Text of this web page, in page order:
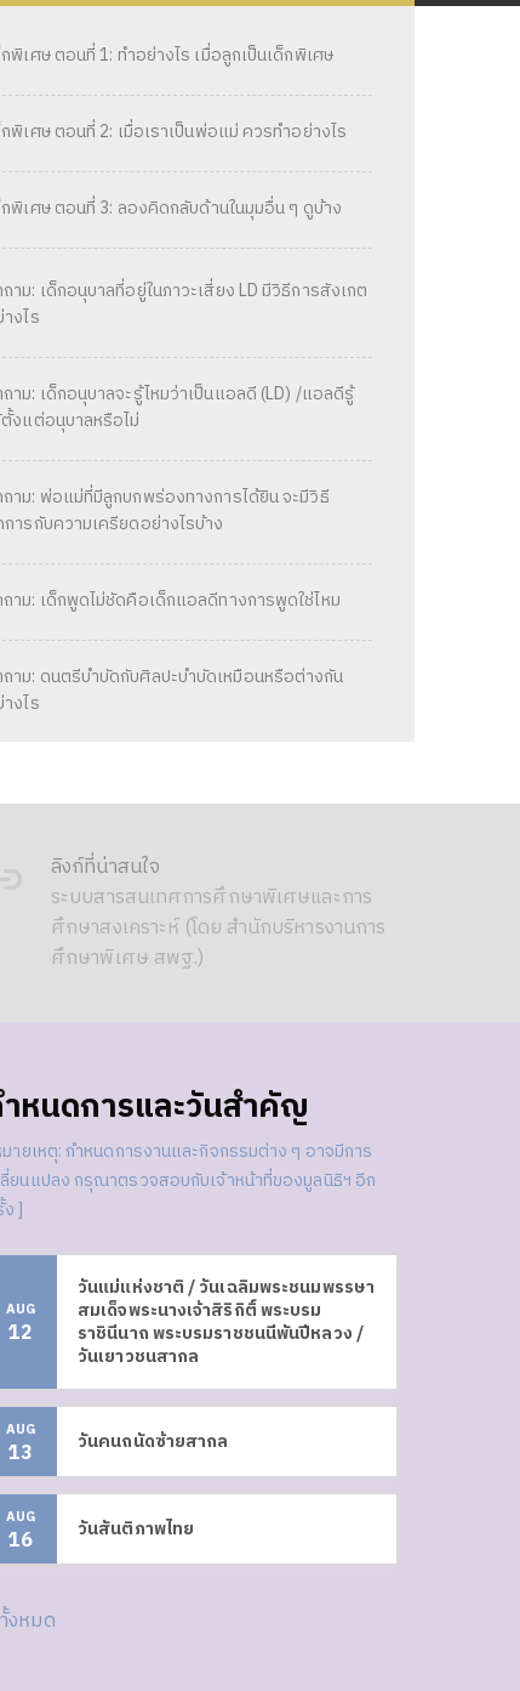
กพิเศษ ตอนที่ 1: ทำอย่างไร เมื่อลูกเป็นเด็กพิเศษ
กพิเศษ ตอนที่ 2: เมื่อเราเป็นพ่อแม่ ควรทำอย่างไร
กพิเศษ ตอนที่ 3: ลองคิดกลับด้านในมุมอื่น ๆ ดูบ้าง
าม: เด็กอนุบาลที่อยู่ในภาวะเสี่ยง LD มีวิธีการสังเกต
งไร
าม: เด็กอนุบาลจะรู้ไหมว่าเป็นแอลดี (LD) /แอลดีรู้
งแต่อนุบาลหรือไม่
าม: พ่อแม่ที่มีลูกบกพร่องทางการได้ยิน จะมีวิธี
ารกับความเครียดอย่างไรบ้าง
าม: เด็กพูดไม่ชัดคือเด็กแอลดีทางการพูดใช่ไหม
าม: ดนตรีบำบัดกับศิลปะบำบัดเหมือนหรือต่างกัน
งไร
ลิงก์ที่น่าสนใจ
ระบบสารสนเทศการศึกษาพิเศษและการ
ศึกษาสงเคราะห์ (โดย สำนักบริหารงานการ
ศึกษาพิเศษ สพฐ.)
หนดการและวันสำคัญ
ายเหตุ: กำหนดการงานและกิจกรรมต่าง ๆ อาจมีการ
ลี่ยนแปลง กรุณาตรวจสอบกับเจ้าหน้าที่ของมูลนิธิฯ อีก
]
AUG
12
วันแม่แห่งชาติ / วันเฉลิมพระชนมพรรษา
สมเด็จพระนางเจ้าสิริกิติ์ พระบรม
ราชินีนาถ พระบรมราชชนนีพันปีหลวง /
วันเยาวชนสากล
AUG
13 วันคนถนัดซ้ายสากล
AUG
16 วันสันติภาพไทย
งหมด